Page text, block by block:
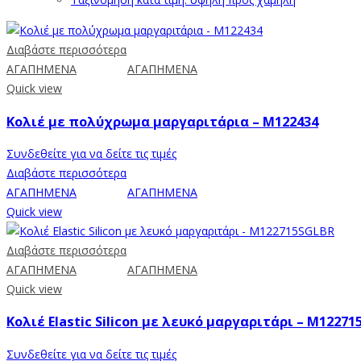
Διαβάστε περισσότερα
ΑΓΑΠΗΜΕΝΑ
ΑΓΑΠΗΜΕΝΑ
Quick view
Κολιέ με πολύχρωμα μαργαριτάρια – M122434
Συνδεθείτε για να δείτε τις τιμές
Διαβάστε περισσότερα
ΑΓΑΠΗΜΕΝΑ
ΑΓΑΠΗΜΕΝΑ
Quick view
Διαβάστε περισσότερα
ΑΓΑΠΗΜΕΝΑ
ΑΓΑΠΗΜΕΝΑ
Quick view
Κολιέ Elastic Silicon με λευκό μαργαριτάρι –
Συνδεθείτε για να δείτε τις τιμές